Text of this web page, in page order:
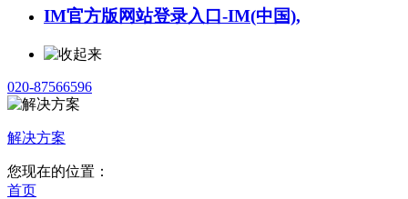
IM官方版网站登录入口-IM(中国),
020-87566596
解决方案
您现在的位置：
首页